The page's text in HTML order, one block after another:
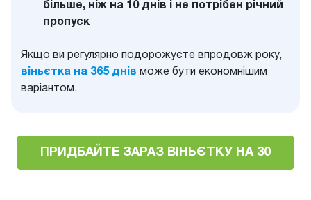
більше, ніж на 10 днів і не потрібен річний
пропуск
Якщо ви регулярно подорожуєте впродовж року,
віньєтка на 365 днів може бути економнішим
варіантом.
ПРИДБАЙТЕ ЗАРАЗ ВІНЬЄТКУ НА 30